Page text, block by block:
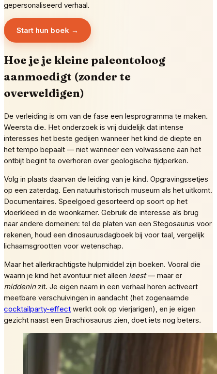
gepersonaliseerd verhaal.
Start hun boek →
Hoe je je kleine paleontoloog
aanmoedigt (zonder te
overweldigen)
De verleiding is om van de fase een lesprogramma te maken.
Weersta die. Het onderzoek is vrij duidelijk dat intense
interesses het beste gedijen wanneer het kind de diepte en
het tempo bepaalt — niet wanneer een volwassene aan het
ontbijt begint te overhoren over geologische tijdperken.
Volg in plaats daarvan de leiding van je kind. Opgravingssetjes
op een zaterdag. Een natuurhistorisch museum als het uitkomt.
Documentaires. Speelgoed gesorteerd op soort op het
vloerkleed in de woonkamer. Gebruik de interesse als brug
naar andere domeinen: tel de platen van een Stegosaurus voor
rekenen, houd een dinosaurusdagboek bij voor taal, vergelijk
lichaamsgrootten voor wetenschap.
Maar het allerkrachtigste hulpmiddel zijn boeken. Vooral die
waarin je kind het avontuur niet alleen leest— maar er
middeninzit. Je eigen naam in een verhaal horen activeert
meetbare verschuivingen in aandacht (het zogenaamde
cocktailparty-effect werkt ook op vierjarigen), en je eigen
gezicht naast een Brachiosaurus zien, doet iets nog beters.